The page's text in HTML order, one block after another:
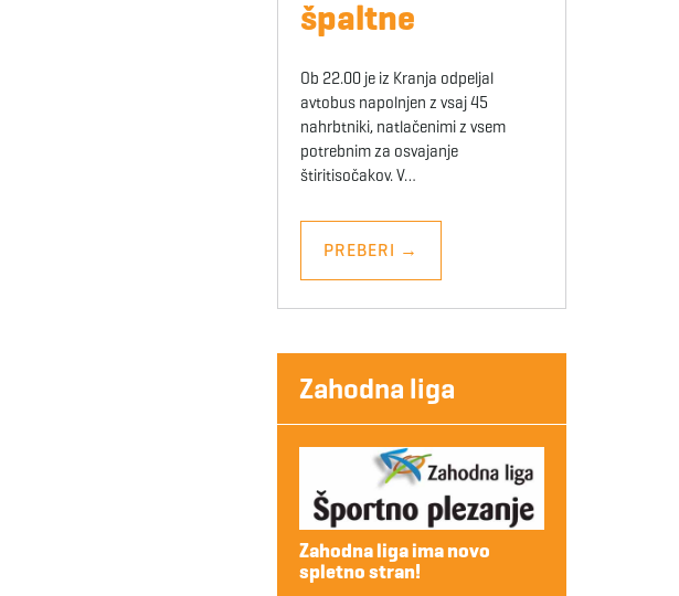
špaltne
Ob 22.00 je iz Kranja odpeljal
avtobus napolnjen z vsaj 45
nahrbtniki, natlačenimi z vsem
potrebnim za osvajanje
štiritisočakov. V…
PREBERI →
Zahodna liga
Zahodna liga ima novo
spletno stran!